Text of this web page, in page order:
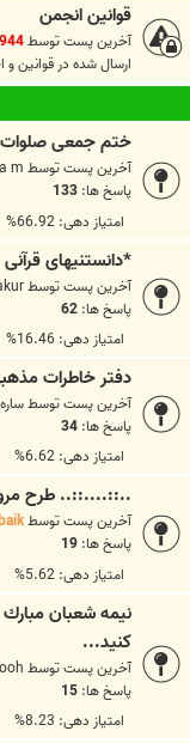
قوانین انجمن
آخرین پست توسط
ارسال شده در قوانين و
ختم جمعی صلوات
آخرین پست توسطm
پاسخ ها: 133
امتیاز دهی: 66.92%
*دانستنیهای
آخرین پست توسط
پاسخ ها: 62
امتیاز دهی: 16.46%
دفتر خاطرات
آخرین پست توسطساره
پاسخ ها: 34
امتیاز دهی: 6.62%
..::....::.. طرح
آخرین پست توسط
پاسخ ها: 19
امتیاز دهی: 5.62%
نيمه شعبان
كنيد...
آخرین پست توسط
پاسخ ها: 15
امتیاز دهی: 8.23%